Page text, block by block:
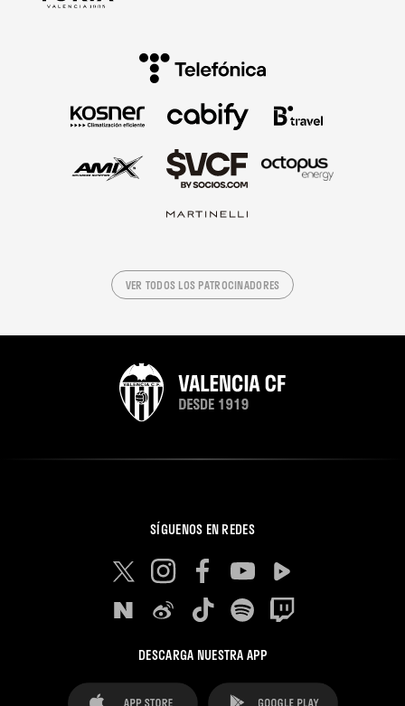
VER TODOS LOS PATROCINADORES
SÍGUENOS EN REDES
DESCARGA NUESTRA APP